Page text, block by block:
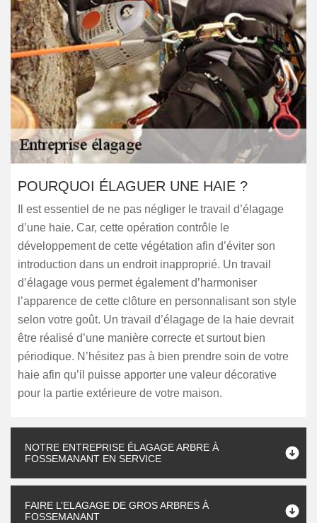
POURQUOI ÉLAGUER UNE HAIE ?
Il est essentiel de ne pas négliger le travail d’élagage
d’une haie. Car, cette opération contrôle le
développement de cette végétation afin d’éviter son
introduction dans un endroit inapproprié. Un travail
d’élagage vous permet également d’harmoniser
l’apparence de cette clôture en personnalisant son style
selon votre goût. Un travail d’élagage de la haie devrait
être réalisé d’une manière correcte et surtout bien
périodique. N’hésitez pas à bien prendre soin de votre
haie afin qu’il puisse apporter une valeur décorative
pour la partie extérieure de votre maison.
NOTRE ENTREPRISE ÉLAGAGE ARBRE À
FOSSEMANANT EN SERVICE
FAIRE L’ELAGAGE DE GROS ARBRES À
FOSSEMANANT